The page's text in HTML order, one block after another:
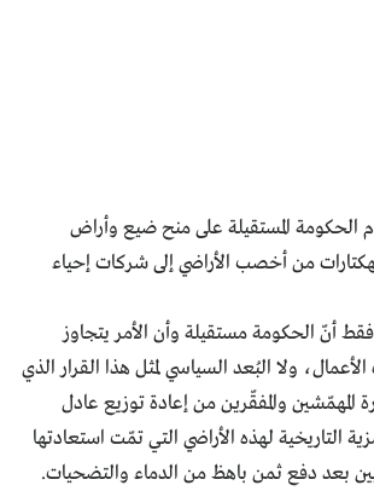
الحكومة المستقيلة على منح ضيع وأراض
من أخصب الأراضي إلى شركات إحياء
أنّ الحكومة مستقيلة وأن الأمر يتجاوز
ولا البُعد السياسي لمثل هذا القرار الذي
والمفقّرين من إعادة توزيع عادل
التاريخية لهذه الأراضي التي تمّت استعادتها
بعد دفع ثمن باهظ من الدماء والتضحيات.